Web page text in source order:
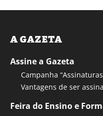
A GAZETA
Assine a Gazeta
Campanha
Vantagens de ser
Feira do Ensino e